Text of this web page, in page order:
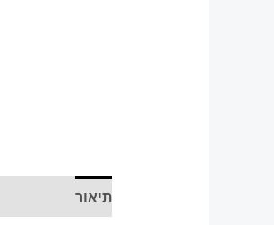
תיאור